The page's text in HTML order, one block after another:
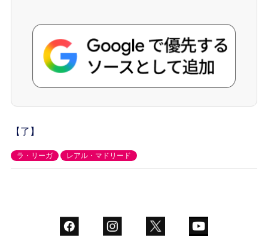
【了】
ラ・リーガ レアル・マドリード